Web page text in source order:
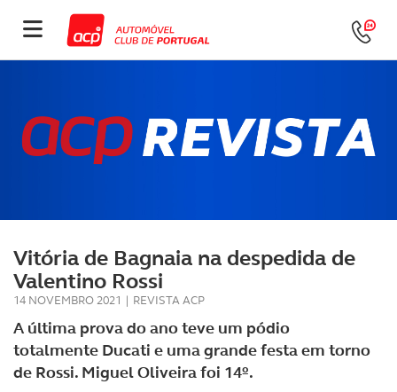
Vitória de Bagnaia na despedida de
Valentino Rossi
14 NOVEMBRO 2021 | REVISTA ACP
A última prova do ano teve um pódio
totalmente Ducati e uma grande festa em torno
de Rossi. Miguel Oliveira foi 14º.